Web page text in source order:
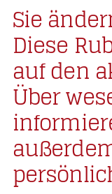
Sie
Diese
auf den
Über